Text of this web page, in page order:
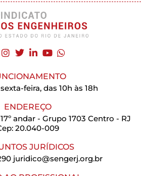
feira, das 10h às 18h
ENDEREÇO
andar - Grupo 1703 Centro - RJ
20.040-009
JURÍDICOS
juridico@sengerj.org.br